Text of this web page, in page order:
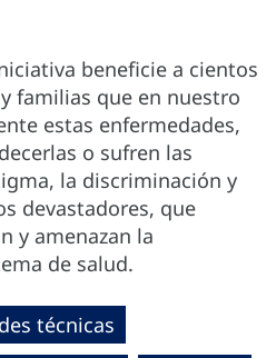
beneficie a cientos
familias que en nuestro
estas enfermedades,
o sufren las
la discriminación y
devastadores, que
y amenazan la
de salud.
técnicas